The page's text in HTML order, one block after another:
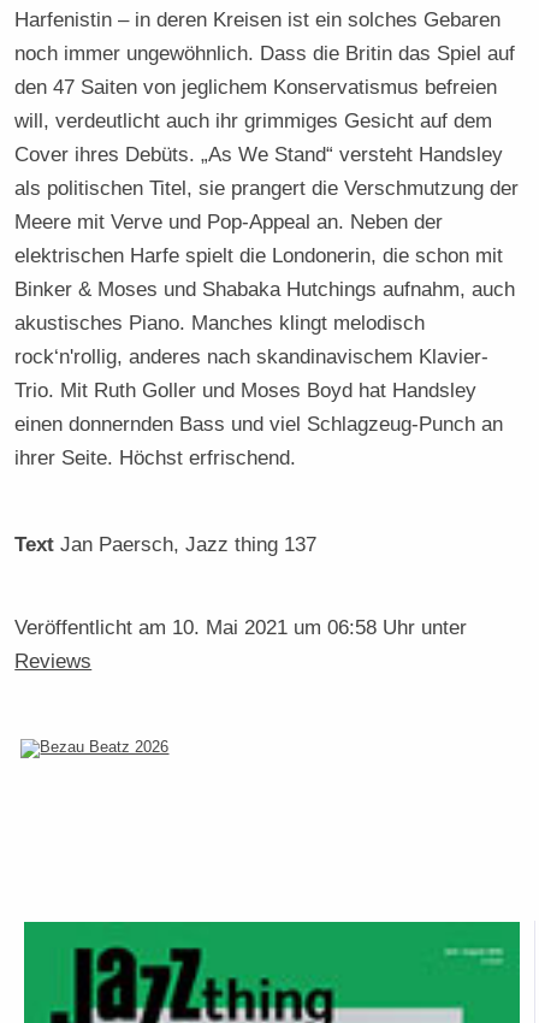
Harfenistin – in deren Kreisen ist ein solches Gebaren
noch immer ungewöhnlich. Dass die Britin das Spiel auf
den 47 Saiten von jeglichem Konservatismus befreien
will, verdeutlicht auch ihr grimmiges Gesicht auf dem
Cover ihres Debüts. „As We Stand“ versteht Handsley
als politischen Titel, sie prangert die Verschmutzung der
Meere mit Verve und Pop-Appeal an. Neben der
elektrischen Harfe spielt die Londonerin, die schon mit
Binker & Moses und Shabaka Hutchings aufnahm, auch
akustisches Piano. Manches klingt melodisch
rock‘n'rollig, anderes nach skandinavischem Klavier-
Trio. Mit Ruth Goller und Moses Boyd hat Handsley
einen donnernden Bass und viel Schlagzeug-Punch an
ihrer Seite. Höchst erfrischend.
Text Jan Paersch, Jazz thing 137
Veröffentlicht am 10. Mai 2021 um 06:58 Uhr unter
Reviews